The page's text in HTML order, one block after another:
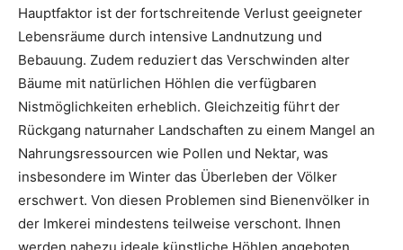
Hauptfaktor ist der fortschreitende Verlust geeigneter
Lebensräume durch intensive Landnutzung und
Bebauung. Zudem reduziert das Verschwinden alter
Bäume mit natürlichen Höhlen die verfügbaren
Nistmöglichkeiten erheblich. Gleichzeitig führt der
Rückgang naturnaher Landschaften zu einem Mangel an
Nahrungsressourcen wie Pollen und Nektar, was
insbesondere im Winter das Überleben der Völker
erschwert. Von diesen Problemen sind Bienenvölker in
der Imkerei mindestens teilweise verschont. Ihnen